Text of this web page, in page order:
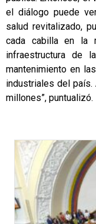
el diálogo puede
salud revitalizado,
cada cabilla en la
infraestructura de
mantenimiento en
industriales del
millones”, puntualizó.